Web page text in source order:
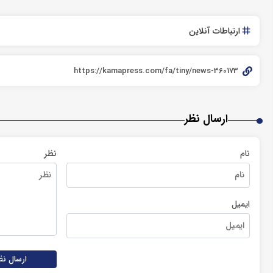
ارتباطات آنلاین
ارسال نظر
نام
ایمیل
نظر
ارسال